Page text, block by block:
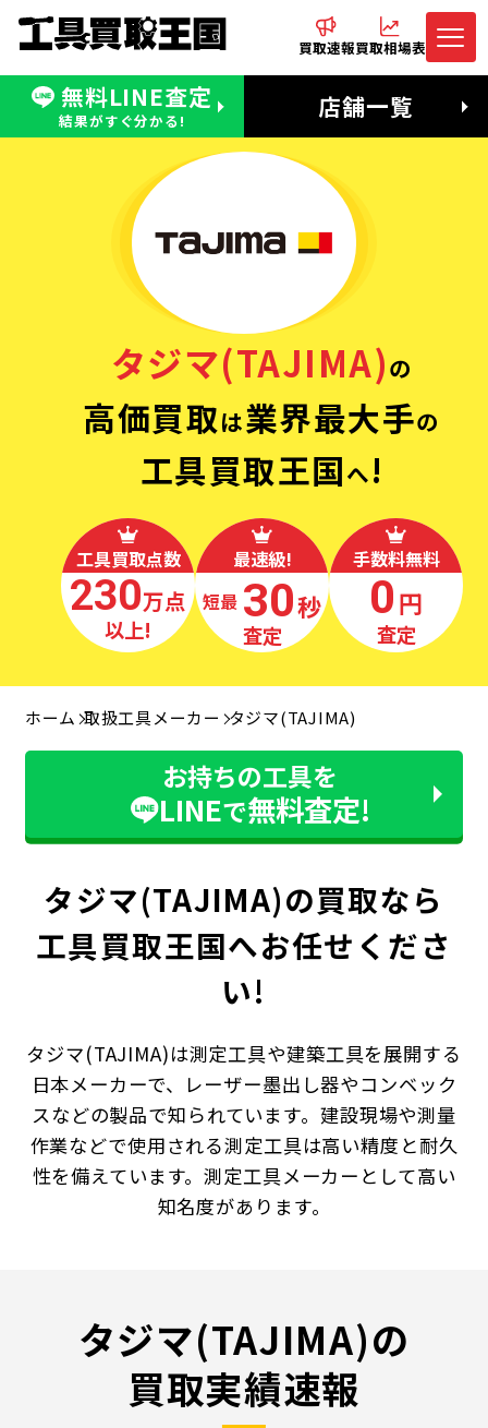
買取速報買取相場表
無料LINE査定
結果がすぐ分かる! 店舗一覧
無料LINE査定
受付：11:00〜19:00 木曜定休日
電話でお問合わせ
営業時間：11:00〜20:00
タジマ(TAJIMA)の
高価買取は業界最大手の
工具買取王国へ!
工具買取点数
230万点
以上!
最速級!
最短 30秒
査定
手数料無料
0円
査定
ホーム 取扱工具メーカー タジマ(TAJIMA)
お持ちの工具を
LINEで無料査定!
タジマ(TAJIMA)の買取なら
工具買取王国へお任せくださ
い!
タジマ(TAJIMA)は測定工具や建築工具を展開する
日本メーカーで、レーザー墨出し器やコンベック
スなどの製品で知られています。建設現場や測量
作業などで使用される測定工具は高い精度と耐久
性を備えています。測定工具メーカーとして高い
知名度があります。
タジマ(TAJIMA)の
買取実績速報